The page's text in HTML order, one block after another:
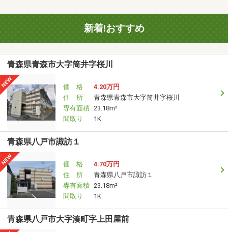
新着!おすすめ
青森県青森市大字筒井字桜川
価 格
4.20万円
住 所
青森県青森市大字筒井字桜川
専有面積 23.18m²
間取り
1K
青森県八戸市諏訪１
価 格
4.70万円
住 所
青森県八戸市諏訪１
専有面積 23.18m²
間取り
1K
青森県八戸市大字湊町字上田屋前